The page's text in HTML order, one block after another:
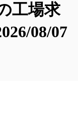
工場求
08/07